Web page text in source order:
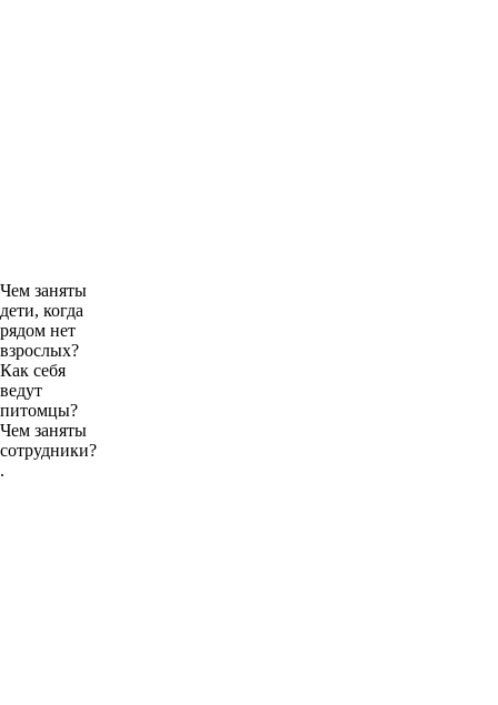
Чем заняты
дети, когда
рядом нет
взрослых?
Как себя
ведут
питомцы?
Чем заняты
сотрудники?
.